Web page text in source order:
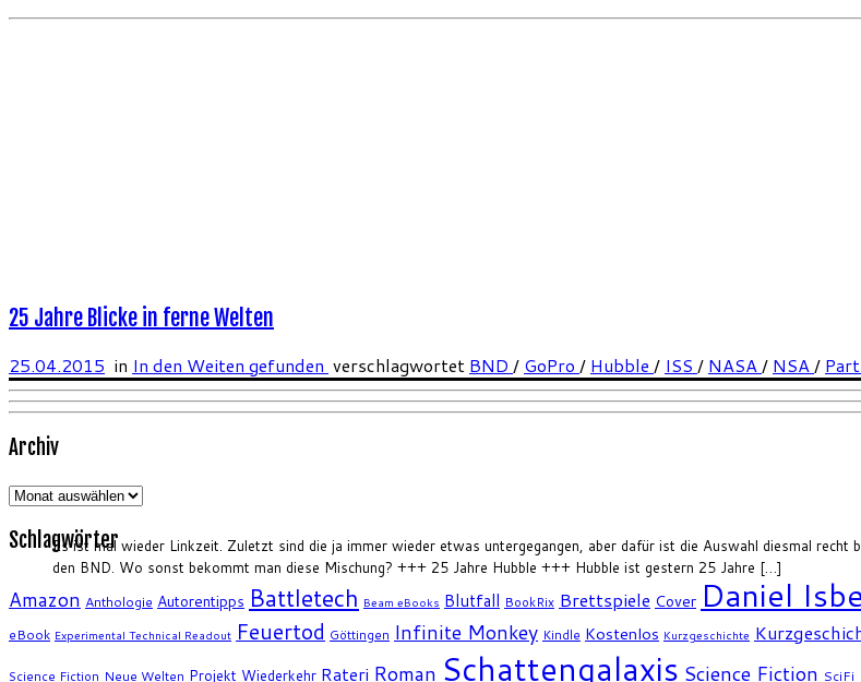
Es ist mal wieder Linkzeit. Zuletzt sind die ja immer wieder etwas untergegangen, aber dafür ist die Auswahl diesmal
den BND. Wo sonst bekommt man diese Mischung? +++ 25 Jahre Hubble +++ Hubble ist gestern 25 Jahre […]
25 Jahre Blicke in ferne Welten
25.04.2015 in In den Weiten gefunden verschlagwortet BND / GoPro / Hubble / ISS / NASA/ NSA/
Archiv
Archiv
Schlagwörter
Amazon Anthologie Autorentipps Battletech Beam eBooks Blutfall BookRix Brettspiele Cover Daniel
eBook Experimental Technical Readout Feuertod Göttingen Infinite Monkey Kindle Kostenlos Kurzgeschichte
Science Fiction Neue Welten Projekt Wiederkehr Rateri Roman Schattengalaxis Science Fiction SciFi